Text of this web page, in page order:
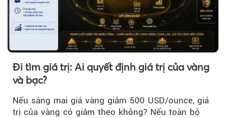
Đi tìm giá trị: Ai quyết định giá trị của vàng
và bạc?
Nếu sáng mai giá vàng giảm 500 USD/ounce, giá
trị của vàng có giảm theo không? Nếu toàn bộ